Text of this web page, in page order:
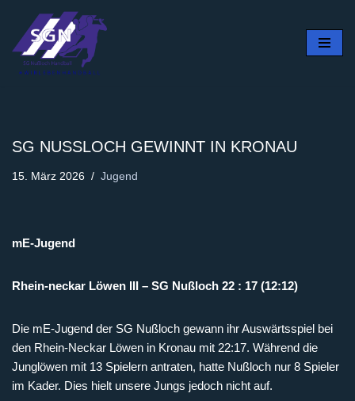
Zum
Inhalt
SG NUSSLOCH GEWINNT IN KRONAU
15. März 2026 Jugend
mE-Jugend
Rhein-neckar Löwen III – SG Nußloch 22 : 17 (12:12)
Die mE-Jugend der SG Nußloch gewann ihr Auswärtsspiel bei
den Rhein-Neckar Löwen in Kronau mit 22:17. Während die
Junglöwen mit 13 Spielern antraten, hatte Nußloch nur 8 Spieler
im Kader. Dies hielt unsere Jungs jedoch nicht auf.